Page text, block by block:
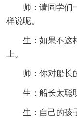
师：请同学们一
样说呢。
生：如果不这样
上。
师：你对船长的
生：船长太聪明
生：自己的孩子